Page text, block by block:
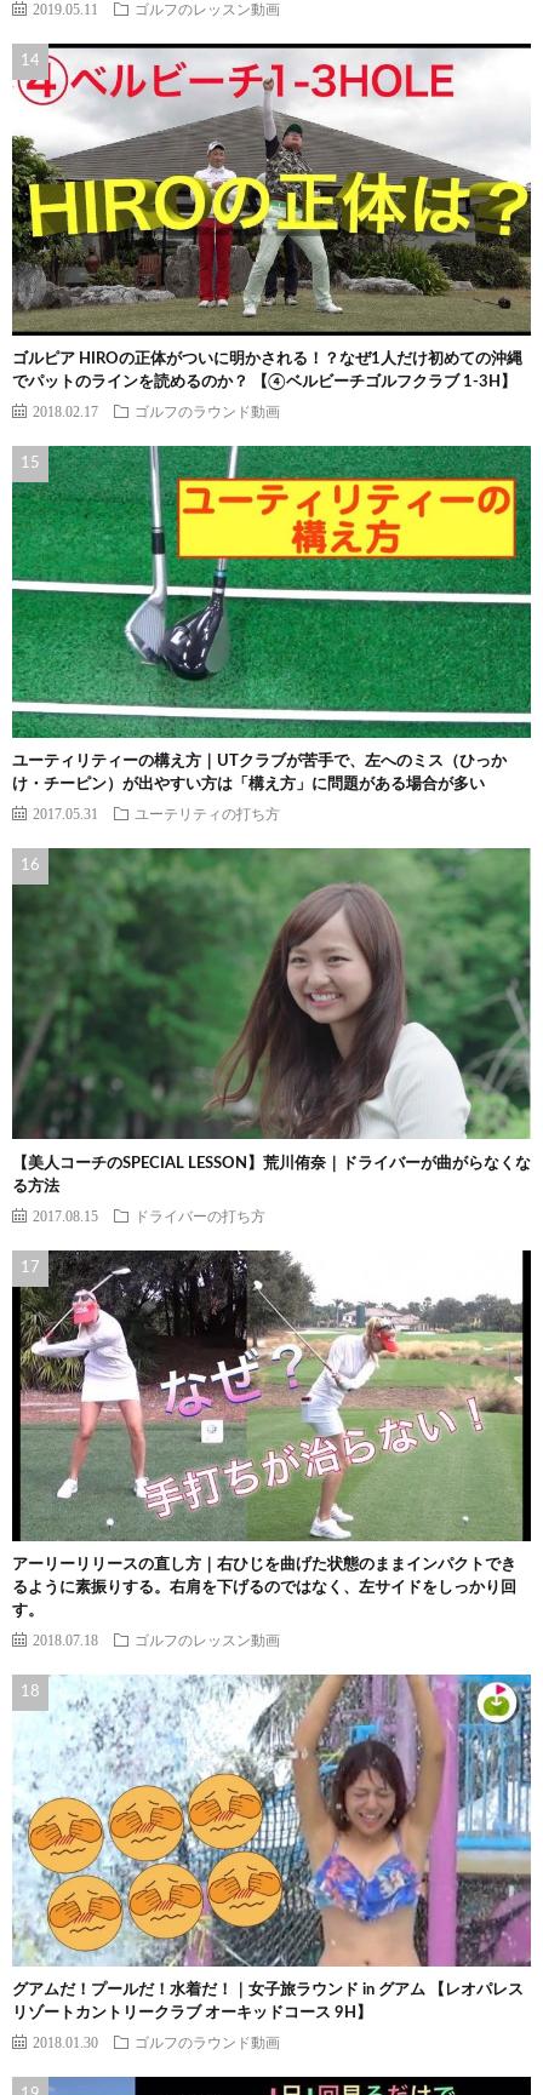
2019.05.11 ゴルフのレッスン動画
ゴルピア HIROの正体がついに明かされる！？なぜ1人だけ初めての沖縄
でパットのラインを読めるのか？ 【④ベルビーチゴルフクラブ 1-3H】
2018.02.17 ゴルフのラウンド動画
ユーティリティーの構え方｜UTクラブが苦手で、左へのミス（ひっか
け・チーピン）が出やすい方は「構え方」に問題がある場合が多い
2017.05.31 ユーテリティの打ち方
【美人コーチのSPECIAL LESSON】荒川侑奈｜ドライバーが曲がらなくな
る方法
2017.08.15 ドライバーの打ち方
アーリーリリースの直し方｜右ひじを曲げた状態のままインパクトでき
るように素振りする。右肩を下げるのではなく、左サイドをしっかり回
す。
2018.07.18 ゴルフのレッスン動画
グアムだ！プールだ！水着だ！｜女子旅ラウンド in グアム 【レオパレス
リゾートカントリークラブ オーキッドコース 9H】
2018.01.30 ゴルフのラウンド動画